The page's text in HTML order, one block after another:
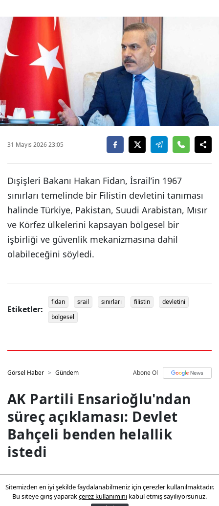
31 Mayıs 2026 23:05
Dışişleri Bakanı Hakan Fidan, İsrail’in 1967
sınırları temelinde bir Filistin devletini tanıması
halinde Türkiye, Pakistan, Suudi Arabistan, Mısır
ve Körfez ülkelerini kapsayan bölgesel bir
işbirliği ve güvenlik mekanizmasına dahil
olabileceğini söyledi.
Etiketler:
fidan srail sınırları filistin
devletini
bölgesel
Görsel Haber Gündem Abone Ol
AK Partili Ensarioğlu'ndan
süreç açıklaması: Devlet
Bahçeli benden helallik
istedi
AK Partili Ensarioğlu'ndan süreç
açıklaması: Devlet Bahçeli benden
Sitemizden en iyi şekilde faydalanabilmeniz için çerezler kullanılmaktadır.
Bu siteye giriş yaparakçerez kullanımını kabul etmiş sayılıyorsunuz.